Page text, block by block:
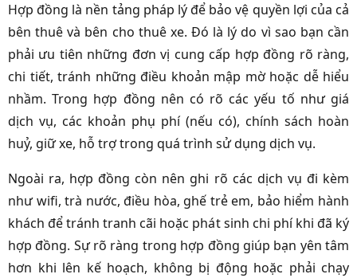
Hợp đồng là nền tảng pháp lý để bảo vệ quyền lợi của cả
bên thuê và bên cho thuê xe. Đó là lý do vì sao bạn cần
phải ưu tiên những đơn vị cung cấp hợp đồng rõ ràng,
chi tiết, tránh những điều khoản mập mờ hoặc dễ hiểu
nhầm. Trong hợp đồng nên có rõ các yếu tố như giá
dịch vụ, các khoản phụ phí (nếu có), chính sách hoàn
huỷ, giữ xe, hỗ trợ trong quá trình sử dụng dịch vụ.
Ngoài ra, hợp đồng còn nên ghi rõ các dịch vụ đi kèm
như wifi, trà nước, điều hòa, ghế trẻ em, bảo hiểm hành
khách để tránh tranh cãi hoặc phát sinh chi phí khi đã ký
hợp đồng. Sự rõ ràng trong hợp đồng giúp bạn yên tâm
hơn khi lên kế hoạch, không bị động hoặc phải chạy